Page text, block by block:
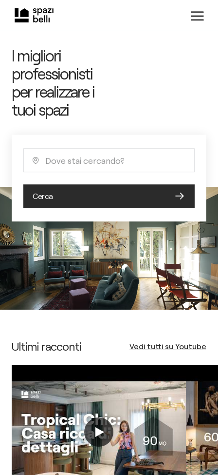
I migliori
professionisti
per realizzare i
tuoi spazi
Dove stai cercando?
Cerca
Ultimi racconti Vedi tutti su Youtube